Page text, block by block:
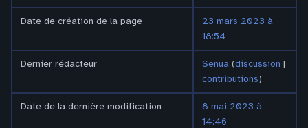
Date de création de la page
23 mars 2023 à
18:54
Dernier rédacteur Senua (discussion |
contributions)
Date de la dernière modification
8 mai 2023 à
14:46